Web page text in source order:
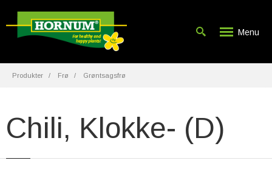
Menu
Produkter Frø Grøntsagsfrø
Chili, Klokke- (D)